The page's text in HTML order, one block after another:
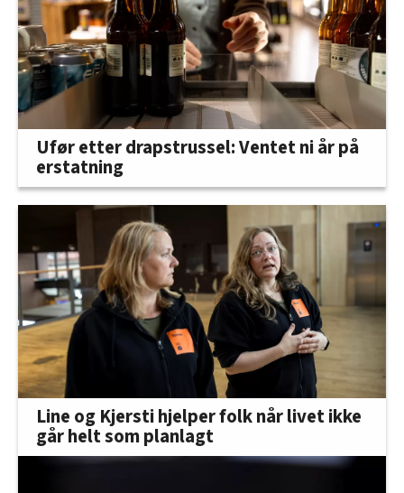
Ufør etter drapstrussel: Ventet ni år på
erstatning
Line og Kjersti hjelper folk når livet ikke
går helt som planlagt